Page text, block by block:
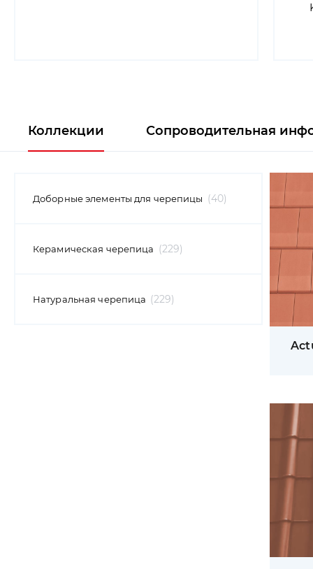
Коллекции Сопроводительная
Доборные элементы для черепицы 40
Керамическая черепица 229
Натуральная черепица 229